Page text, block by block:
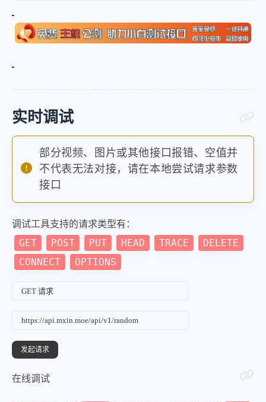
实时调试
部分视频、图片或其他接口报错、空值并
不代表无法对接，请在本地尝试请求参数
接口
调试工具支持的请求类型有：
GET POST PUT HEAD TRACE
DELETE
CONNECT
OPTIONS
在线调试